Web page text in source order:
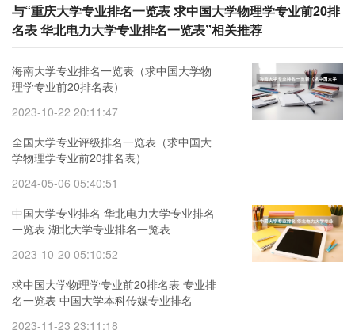
与“重庆大学专业排名一览表 求中国大学物理学专业前20排
名表 华北电力大学专业排名一览表”相关推荐
海南大学专业排名一览表（求中国大学物
理学专业前20排名表）
2023-10-22 20:11:47
全国大学专业评级排名一览表（求中国大
学物理学专业前20排名表）
2024-05-06 05:40:51
中国大学专业排名 华北电力大学专业排名
一览表 湖北大学专业排名一览表
2023-10-20 05:10:52
求中国大学物理学专业前20排名表 专业排
名一览表 中国大学本科传媒专业排名
2023-11-23 23:11:18